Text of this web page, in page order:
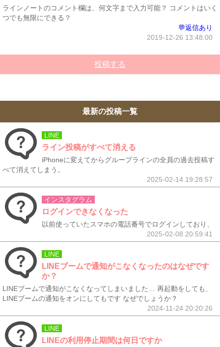
ラインノートのコメント欄は、何文字まで入力可能？ コメントはいく
つでも無限にできる？
💬返信あり
2019-12-26 13:48:00
投稿する
最新の投稿一覧
LINE
ライン投稿がすべて消える
iPhoneに変えてからグループラインの全員の過去投稿す
べて消えてしまう。
2025-02-14 19:28:57
インスタグラム
ログインできなくなった
以前使っていたスマホの電話番号でログインしており、
2025-02-08 20:59:41
LINE
LINEブームで通知がこなくなったのはなぜです
か？
LINEブームで通知がこなくなってしまいました… 再起動をしても、
LINEブームの通知をオンにしてもです なぜでしょうか？
2024-11-24 20:20:26
LINE
LINEの利用停止期間は何日ですか